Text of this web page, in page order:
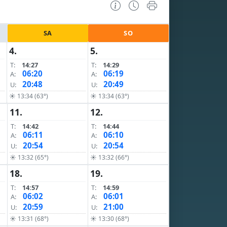
SA SO
4.
T:
14:27
A:
06:20
U: 20:48
☀ 13:34 (63°)
5.
T:
14:29
A:
06:19
U: 20:49
☀ 13:34 (63°)
11.
T:
14:42
A:
06:11
U: 20:54
☀ 13:32 (65°)
12.
T:
14:44
A:
06:10
U: 20:54
☀ 13:32 (66°)
18.
T:
14:57
A:
06:02
U: 20:59
☀ 13:31 (68°)
19.
T:
14:59
A:
06:01
U: 21:00
☀ 13:30 (68°)